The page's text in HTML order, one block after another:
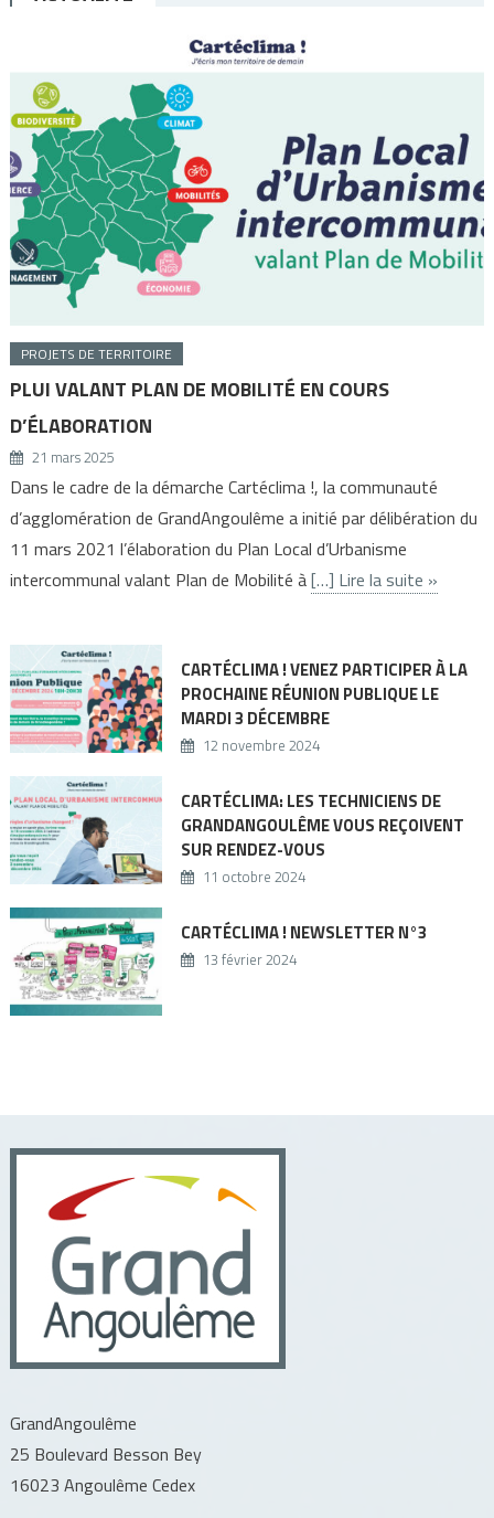
PROJETS DE TERRITOIRE
PLUI VALANT PLAN DE MOBILITÉ EN COURS
D’ÉLABORATION
21 mars 2025
Dans le cadre de la démarche Cartéclima !, la communauté
d’agglomération de GrandAngoulême a initié par délibération du
11 mars 2021 l’élaboration du Plan Local d’Urbanisme
intercommunal valant Plan de Mobilité à[…] Lire la suite »
CARTÉCLIMA ! VENEZ PARTICIPER À LA
PROCHAINE RÉUNION PUBLIQUE LE
MARDI 3 DÉCEMBRE
12 novembre 2024
CARTÉCLIMA: LES TECHNICIENS DE
GRANDANGOULÊME VOUS REÇOIVENT
SUR RENDEZ-VOUS
11 octobre 2024
CARTÉCLIMA ! NEWSLETTER N°3
13 février 2024
GrandAngoulême
25 Boulevard Besson Bey
16023 Angoulême Cedex